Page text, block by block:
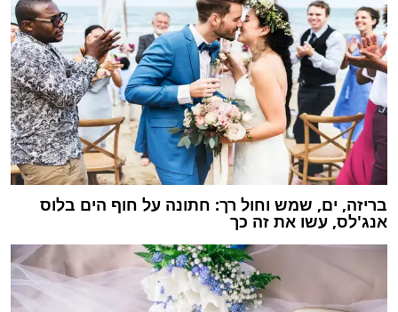
בריזה, ים, שמש וחול רך: חתונה על חוף הים בלוס
אנג'לס, עשו את זה כך